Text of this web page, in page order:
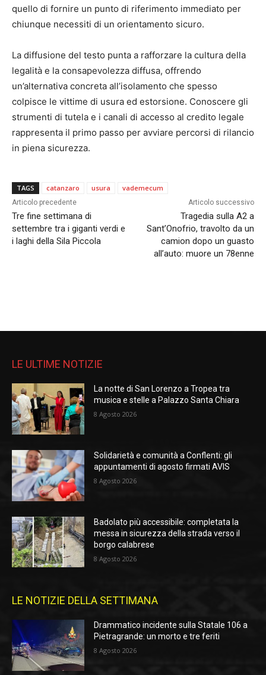
quello di fornire un punto di riferimento immediato per
chiunque necessiti di un orientamento sicuro.
La diffusione del testo punta a rafforzare la cultura della
legalità e la consapevolezza diffusa, offrendo
un’alternativa concreta all’isolamento che spesso
colpisce le vittime di usura ed estorsione. Conoscere gli
strumenti di tutela e i canali di accesso al credito legale
rappresenta il primo passo per avviare percorsi di rilancio
in piena sicurezza.
TAGS catanzaro usura vademecum
Articolo precedente
Tre fine settimana di
settembre tra i giganti verdi e
i laghi della Sila Piccola
Articolo successivo
Tragedia sulla A2 a
Sant’Onofrio, travolto da un
camion dopo un guasto
all’auto: muore un 78enne
LE ULTIME NOTIZIE
La notte di San Lorenzo a Tropea tra
musica e stelle a Palazzo Santa Chiara
8 Agosto 2026
Solidarietà e comunità a Conflenti: gli
appuntamenti di agosto firmati AVIS
8 Agosto 2026
Badolato più accessibile: completata la
messa in sicurezza della strada verso il
borgo calabrese
8 Agosto 2026
LE NOTIZIE DELLA SETTIMANA
Drammatico incidente sulla Statale 106 a
Pietragrande: un morto e tre feriti
8 Agosto 2026